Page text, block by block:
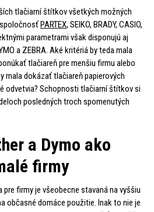
tlačiarní štítkov všetkých možných
PARTEX, SEIKO, BRADY, CASIO,
parametrami však disponujú aj
a ZEBRA. Aké kritériá by teda mala
tlačiareň pre menšiu firmu alebo
mala dokázať tlačiareň papierových
odvetvia? Schopnosti tlačiarní štítkov si
posledných troch spomenutých
a Dymo ako
firmy
pre firmy je všeobecne stavaná na vyššiu
občasné domáce použitie. Inak to nie je